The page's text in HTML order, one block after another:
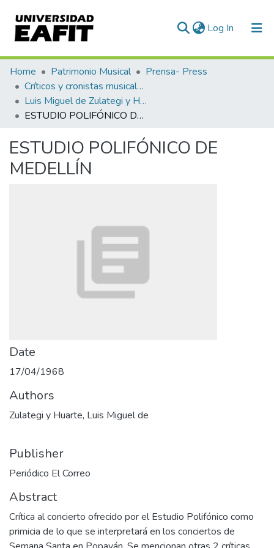
Log In (current)
Communities & Collections
All of DSpace
Statistics
Home Patrimonio Musical
Prensa- Press
Críticos y cronistas musicales
Luis Miguel de Zulategi y Huarte
ESTUDIO POLIFÓNICO DE MEDELLÍN
ESTUDIO POLIFÓNICO DE
MEDELLÍN
Date
17/04/1968
Authors
Zulategi y Huarte, Luis Miguel de
Publisher
Periódico El Correo
Abstract
Crítica al concierto ofrecido por el Estudio Polifónico como
primicia de lo que se interpretará en los conciertos de